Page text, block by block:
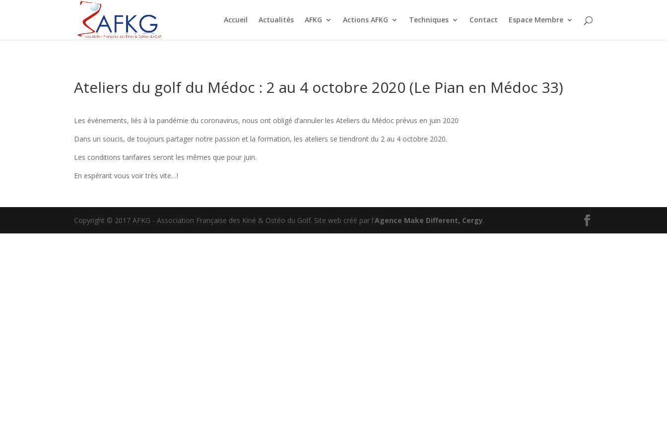
Accueil Actualités AFKG Actions AFKG Techniques Contact Espace Membre
Ateliers du golf du Médoc : 2 au 4 octobre 2020 (Le Pian en Médoc 33)
Les évènements, liés à la pandémie du coronavirus, nous ont obligé d’annuler les Ateliers du Médoc prévus en juin 2020
Dans un soucis, de toujours partager notre passion et la formation, les ateliers se tiendront du 2 au 4 octobre 2020.
Les conditions tarifaires seront les mêmes que pour juin.
En espérant vous voir très vite…!
Copyright © 2017 AFKG - Association Française des Kiné & Ostéo du Golf. Site web créé par l'Agence Make Different, Cergy.